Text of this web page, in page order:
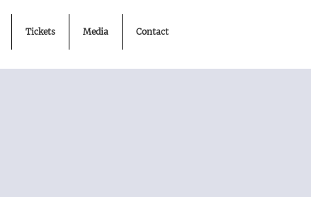
Tickets Media Contact